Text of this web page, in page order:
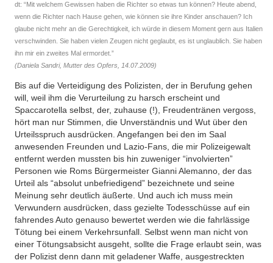
dt: “Mit welchem Gewissen haben die Richter so etwas tun können? Heute abend,
wenn die Richter nach Hause gehen, wie können sie ihre Kinder anschauen? Ich
glaube nicht mehr an die Gerechtigkeit, ich würde in diesem Moment gern aus Italien
verschwinden. Sie haben vielen Zeugen nicht geglaubt, es ist unglaublich. Sie haben
ihn mir ein zweites Mal ermordet.”
(Daniela Sandri, Mutter des Opfers, 14.07.2009)
Bis auf die Verteidigung des Polizisten, der in Berufung gehen
will, weil ihm die Verurteilung zu harsch erscheint und
Spaccarotella selbst, der, zuhause (!), Freudentränen vergoss,
hört man nur Stimmen, die Unverständnis und Wut über den
Urteilsspruch ausdrücken. Angefangen bei den im Saal
anwesenden Freunden und Lazio-Fans, die mir Polizeigewalt
entfernt werden mussten bis hin zuweniger “involvierten”
Personen wie Roms Bürgermeister Gianni Alemanno, der das
Urteil als “absolut unbefriedigend” bezeichnete und seine
Meinung sehr deutlich äußerte. Und auch ich muss mein
Verwundern ausdrücken, dass gezielte Todesschüsse auf ein
fahrendes Auto genauso bewertet werden wie die fahrlässige
Tötung bei einem Verkehrsunfall. Selbst wenn man nicht von
einer Tötungsabsicht ausgeht, sollte die Frage erlaubt sein, was
der Polizist denn dann mit geladener Waffe, ausgestreckten